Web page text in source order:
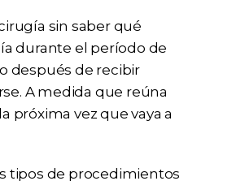
sin saber qué
durante el período de
después de recibir
A medida que reúna
próxima vez que vaya a
tipos de procedimientos